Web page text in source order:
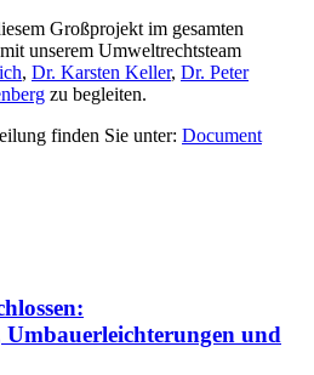
Großprojekt im gesamten
unserem Umweltrechtsteam
, Dr. Karsten Keller, Dr. Peter
zu begleiten.
finden Sie unter: Document
und